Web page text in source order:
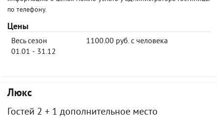
по телефону.
Цены
Весь сезон
01.01 - 31.12
1100.00 руб. с человека
Люкс
Гостей 2 + 1 дополнительное место